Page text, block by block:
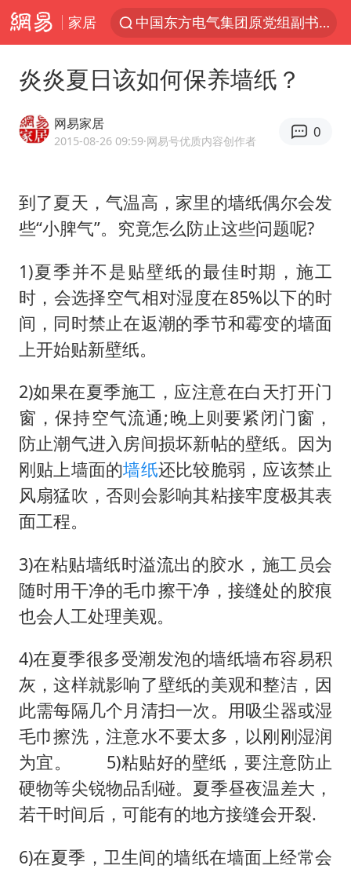
家居
中国东方电气集团原党组副书记、董事宋致远被查
台风白海豚闭眼浙江上海处于危险半圆
云南一地村民过火把节意外灼伤16人
用AI造出新病毒意味着什么
今年第二强台风将带来多大影响
浙江最强风雨时段已锁定
美股创4月份以来最大单周涨幅
台风白海豚登陆点缩圈
女子被狗舔脚确诊三级暴露 医生回应
泰国校园枪击事件已致8死30余伤
光伏八巨头签署“不低于成本价”倡议
台州《告全体市民书》：非必要不外出
习近平心系体育强国建设
炎炎夏日该如何保养墙纸？
网易家居
2015-08-26 09:59·网易号优质内容创作者
0
到了夏天，气温高，家里的墙纸偶尔会发
些“小脾气”。究竟怎么防止这些问题呢?
1)夏季并不是贴壁纸的最佳时期，施工
时，会选择空气相对湿度在85%以下的时
间，同时禁止在返潮的季节和霉变的墙面
上开始贴新壁纸。
2)如果在夏季施工，应注意在白天打开门
窗，保持空气流通;晚上则要紧闭门窗，
防止潮气进入房间损坏新帖的壁纸。因为
刚贴上墙面的墙纸还比较脆弱，应该禁止
风扇猛吹，否则会影响其粘接牢度极其表
面工程。
3)在粘贴墙纸时溢流出的胶水，施工员会
随时用干净的毛巾擦干净，接缝处的胶痕
也会人工处理美观。
4)在夏季很多受潮发泡的墙纸墙布容易积
灰，这样就影响了壁纸的美观和整洁，因
此需每隔几个月清扫一次。用吸尘器或湿
毛巾擦洗，注意水不要太多，以刚刚湿润
为宜。 5)粘贴好的壁纸，要注意防止
硬物等尖锐物品刮碰。夏季昼夜温差大，
若干时间后，可能有的地方接缝会开裂.
6)在夏季，卫生间的墙纸在墙面上经常会